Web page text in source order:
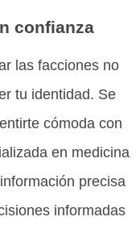
confianza
las facciones no
tu identidad. Se
cómoda con
en medicina
precisa
informadas